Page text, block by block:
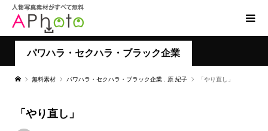
パワハラ・セクハラ・ブラック企業
無料素材 パワハラ・セクハラ・ブラック企業 原 紀子 「やり直し」
「やり直し」